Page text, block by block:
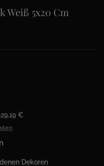
Weiß 5x20 Cm
€
Dekoren